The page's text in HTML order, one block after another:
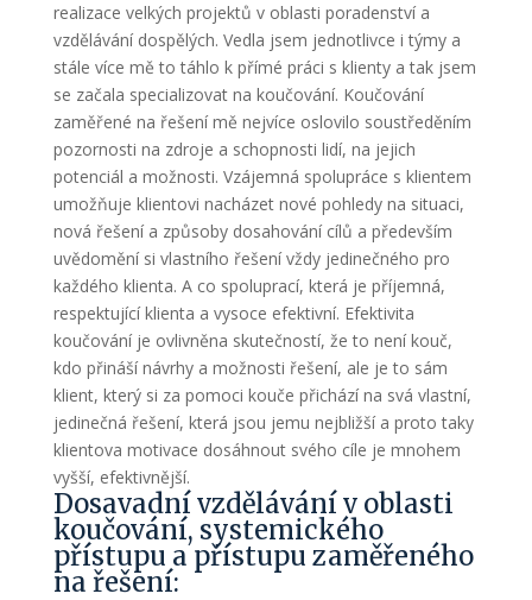
realizace velkých projektů v oblasti poradenství a
vzdělávání dospělých. Vedla jsem jednotlivce i týmy a
stále více mě to táhlo k přímé práci s klienty a tak jsem
se začala specializovat na koučování. Koučování
zaměřené na řešení mě nejvíce oslovilo soustředěním
pozornosti na zdroje a schopnosti lidí, na jejich
potenciál a možnosti. Vzájemná spolupráce s klientem
umožňuje klientovi nacházet nové pohledy na situaci,
nová řešení a způsoby dosahování cílů a především
uvědomění si vlastního řešení vždy jedinečného pro
každého klienta. A co spoluprací, která je příjemná,
respektující klienta a vysoce efektivní. Efektivita
koučování je ovlivněna skutečností, že to není kouč,
kdo přináší návrhy a možnosti řešení, ale je to sám
klient, který si za pomoci kouče přichází na svá vlastní,
jedinečná řešení, která jsou jemu nejbližší a proto taky
klientova motivace dosáhnout svého cíle je mnohem
vyšší, efektivnější.
Dosavadní vzdělávání v oblasti
koučování, systemického
přístupu a přístupu zaměřeného
na řešení: